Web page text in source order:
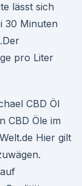
lässt sich
30 Minuten
pro Liter
CBD Öl
CBD Öle im
Hier gilt